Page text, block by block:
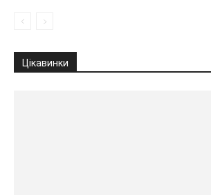
Цікавинки